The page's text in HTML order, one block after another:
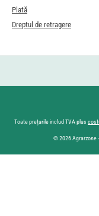
Plată
Dreptul de retragere
Toate prețurile includ TVA plus
© 2026 Agrarzone